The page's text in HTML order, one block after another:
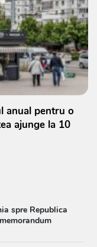
anual pentru o
ajunge la 10
spre Republica